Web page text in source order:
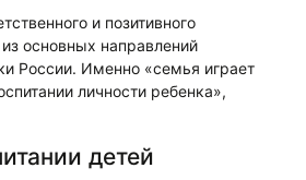
и позитивного
основных направлений
России. Именно «семья играет
личности ребенка»,
детей